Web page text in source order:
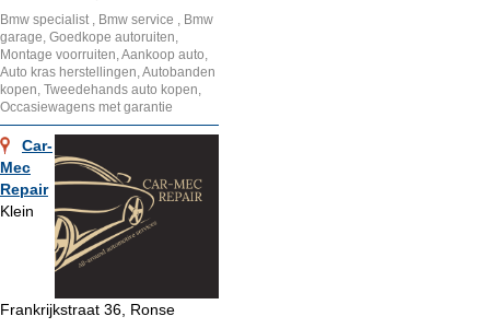
Bmw specialist , Bmw service , Bmw
garage, Goedkope autoruiten,
Montage voorruiten, Aankoop auto,
Auto kras herstellingen, Autobanden
kopen, Tweedehands auto kopen,
Occasiewagens met garantie
Car-
Mec
Repair
Klein
Frankrijkstraat 36, Ronse